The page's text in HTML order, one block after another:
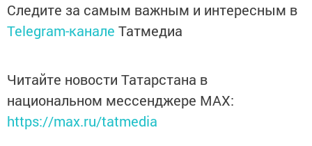
Следите за самым важным и интересным в
Telegram-канале Татмедиа
Читайте новости Татарстана в
национальном мессенджере MАХ:
https://max.ru/tatmedia